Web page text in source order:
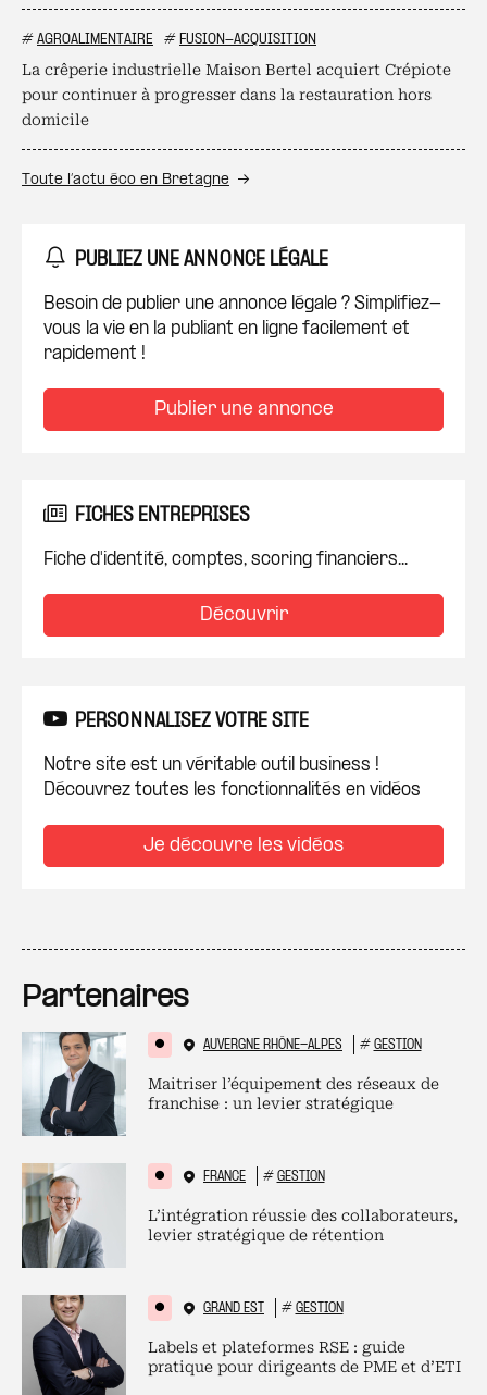
# AGROALIMENTAIRE # FUSION-ACQUISITION
La crêperie industrielle Maison Bertel acquiert Crépiote
pour continuer à progresser dans la restauration hors
domicile
Toute l’actu éco en Bretagne
PUBLIEZ UNE ANNONCE LÉGALE
Besoin de publier une annonce légale ? Simplifiez-
vous la vie en la publiant en ligne facilement et
rapidement !
Publier une annonce
FICHES ENTREPRISES
Fiche d'identité, comptes, scoring financiers...
Découvrir
PERSONNALISEZ VOTRE SITE
Notre site est un véritable outil business !
Découvrez toutes les fonctionnalités en vidéos
Je découvre les vidéos
Partenaires
AUVERGNE RHÔNE-ALPES # GESTION
Maitriser l’équipement des réseaux de
franchise : un levier stratégique
FRANCE # GESTION
L’intégration réussie des collaborateurs,
levier stratégique de rétention
GRAND EST # GESTION
Labels et plateformes RSE : guide
pratique pour dirigeants de PME et d’ETI